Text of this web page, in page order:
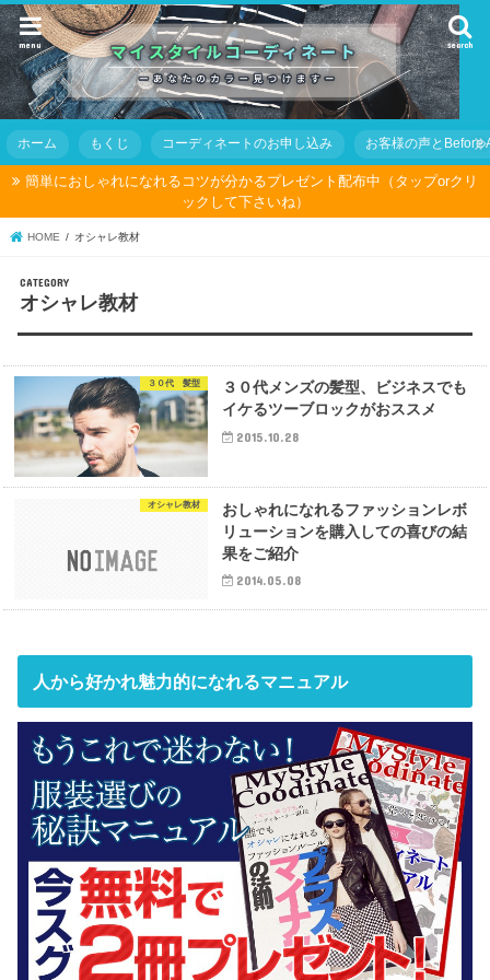
search
menu
ホーム もくじ コーディネートのお申し込み お客様の声とBefore
簡単におしゃれになれるコツが分かるプレゼント配布中（タップorクリ
ックして下さいね）
HOME オシャレ教材
オシャレ教材
３０代 髪型
３０代メンズの髪型、ビジネスでも
イケるツーブロックがおススメ
2015.10.28
オシャレ教材
おしゃれになれるファッションレボ
リューションを購入しての喜びの結
果をご紹介
2014.05.08
人から好かれ魅力的になれるマニュアル